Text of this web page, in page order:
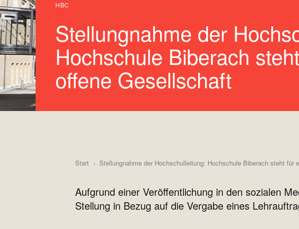
HBC
Stellungnahme der
Hochschule Biberach
offene Gesellschaft
Start Stellungnahme der Hochschulleitung: Hochschule Biberach steht für
Aufgrund einer Veröffentlichung in den sozialen
Stellung in Bezug auf die Vergabe eines